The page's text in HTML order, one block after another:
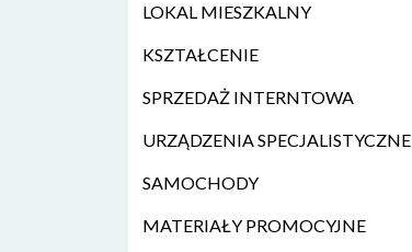
LOKAL MIESZKALNY
KSZTAŁCENIE
SPRZEDAŻ INTERNTOWA
URZĄDZENIA SPECJALISTYCZNE
SAMOCHODY
MATERIAŁY PROMOCYJNE